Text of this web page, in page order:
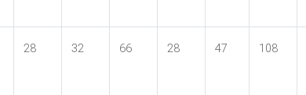
28 32 66 28 47 108